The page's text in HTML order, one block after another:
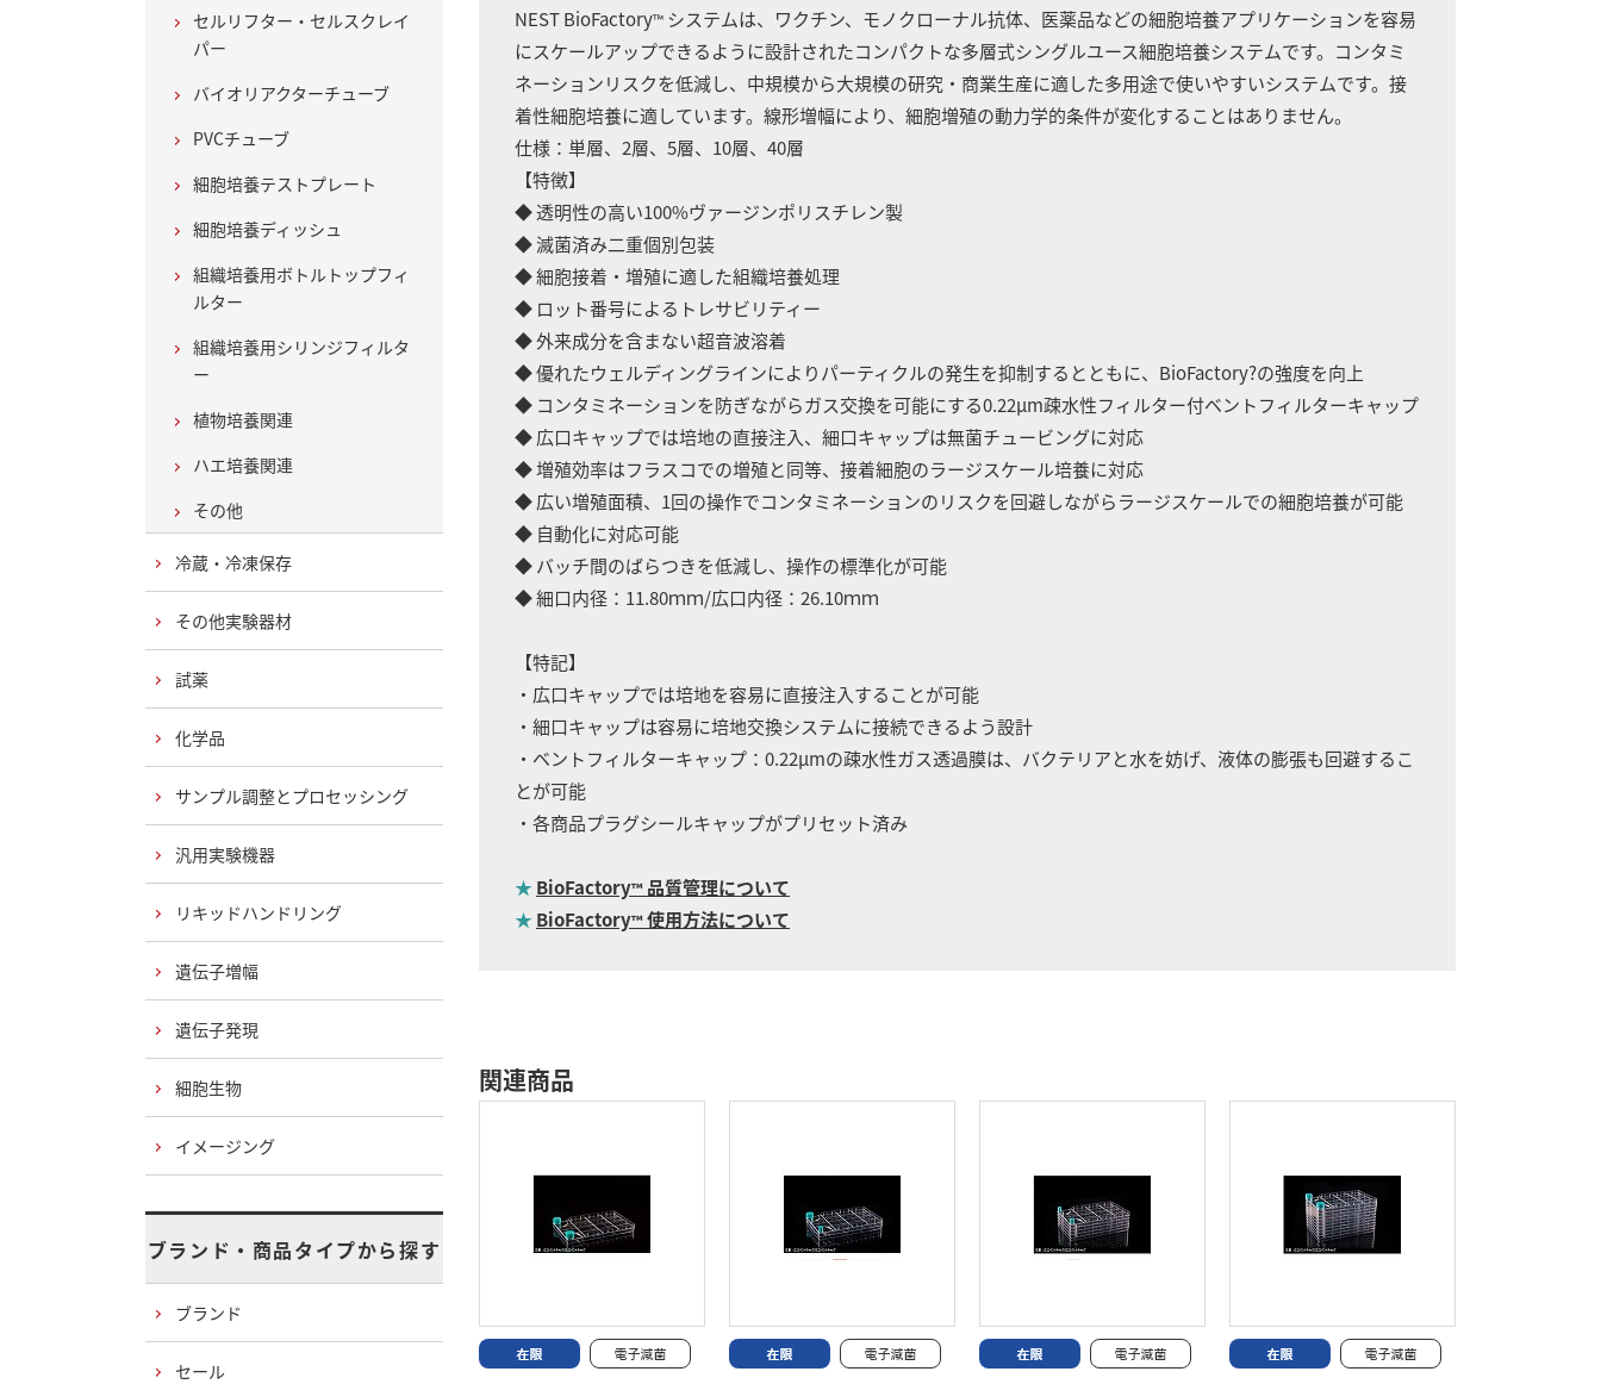
NEST BioFactory™ システムは、ワクチン、モノクローナル抗体、医薬品などの細胞培養アプリケーションを容易
にスケールアップできるように設計されたコンパクトな多層式シングルユース細胞培養システムです。コンタミ
ネーションリスクを低減し、中規模から大規模の研究・商業生産に適した多用途で使いやすいシステムです。接
着性細胞培養に適しています。線形増幅により、細胞増殖の動力学的条件が変化することはありません。
仕様：単層、2層、5層、10層、40層
【特徴】
◆ 透明性の高い100%ヴァージンポリスチレン製
◆ 滅菌済み二重個別包装
◆ 細胞接着・増殖に適した組織培養処理
◆ ロット番号によるトレサビリティー
◆ 外来成分を含まない超音波溶着
◆ 優れたウェルディングラインによりパーティクルの発生を抑制するとともに、BioFactory?の強度を向上
◆ コンタミネーションを防ぎながらガス交換を可能にする0.22μm疎水性フィルター付ベントフィルターキャップ
◆ 広口キャップでは培地の直接注入、細口キャップは無菌チュービングに対応
◆ 増殖効率はフラスコでの増殖と同等、接着細胞のラージスケール培養に対応
◆ 広い増殖面積、1回の操作でコンタミネーションのリスクを回避しながらラージスケールでの細胞培養が可能
◆ 自動化に対応可能
◆ バッチ間のばらつきを低減し、操作の標準化が可能
◆ 細口内径：11.80ｍｍ/広口内径：26.10ｍｍ
【特記】
・広口キャップでは培地を容易に直接注入することが可能
・細口キャップは容易に培地交換システムに接続できるよう設計
・ベントフィルターキャップ：0.22μmの疎水性ガス透過膜は、バクテリアと水を妨げ、液体の膨張も回避するこ
とが可能
・各商品プラグシールキャップがプリセット済み
★ BioFactory™ 品質管理について
★ BioFactory™使用方法について
関連商品
セルリフター・セルスクレイ
パー
バイオリアクターチューブ
PVCチューブ
細胞培養テストプレート
細胞培養ディッシュ
組織培養用ボトルトップフィ
ルター
組織培養用シリンジフィルタ
ー
植物培養関連
ハエ培養関連
その他
冷蔵・冷凍保存
その他実験器材
試薬
化学品
サンプル調整とプロセッシング
汎用実験機器
リキッドハンドリング
遺伝子増幅
遺伝子発現
細胞生物
イメージング
ブランド・商品タイプから探す
ブランド
セール